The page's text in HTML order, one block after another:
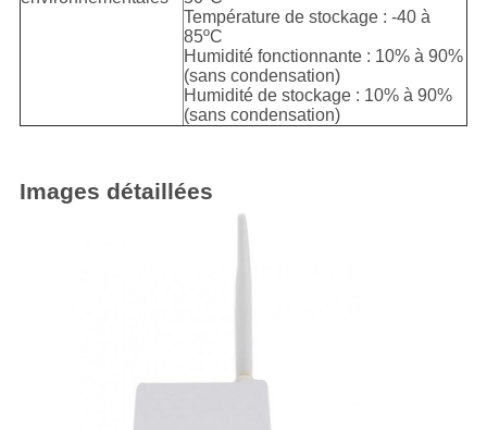
Température de stockage : -40 à
85ºC
Humidité fonctionnante : 10% à 90%
(sans condensation)
Humidité de stockage : 10% à 90%
(sans condensation)
Images détaillées